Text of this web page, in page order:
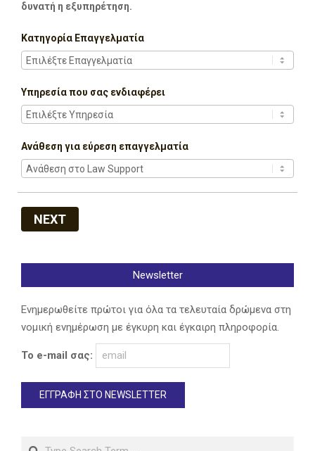
δυνατή η εξυπηρέτηση.
Κατηγορία Επαγγελματία
Υπηρεσία που σας ενδιαφέρει
Ανάθεση για εύρεση επαγγελματία
NEXT
Newsletter
Ενημερωθείτε πρώτοι για όλα τα τελευταία δρώμενα στη
νομική ενημέρωση με έγκυρη και έγκαιρη πληροφορία.
Το e-mail σας:
Search